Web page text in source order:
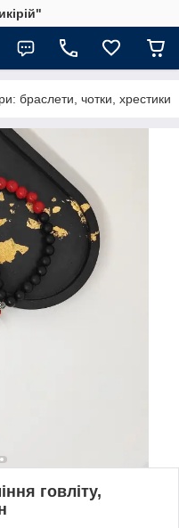
браслети, чотки, хрестики
говліту,